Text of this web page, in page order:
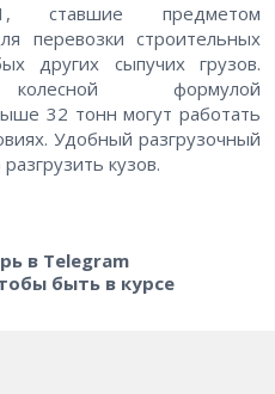
ставшие предметом
перевозки строительных
других сыпучих грузов.
формулой
32 тонн могут работать
Удобный разгрузочный
кузов.
в Telegram
быть в курсе